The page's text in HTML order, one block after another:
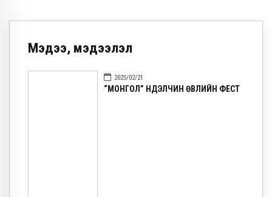
Мэдээ, мэдээлэл
2025/02/21
“МОНГОЛ” НҮҮДЭЛЧИН ӨВЛИЙН ФЕСТ